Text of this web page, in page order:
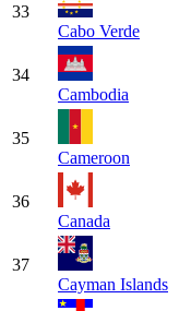
33
Cabo Verde
34
Cambodia
35
Cameroon
36
Canada
37
Cayman Islands